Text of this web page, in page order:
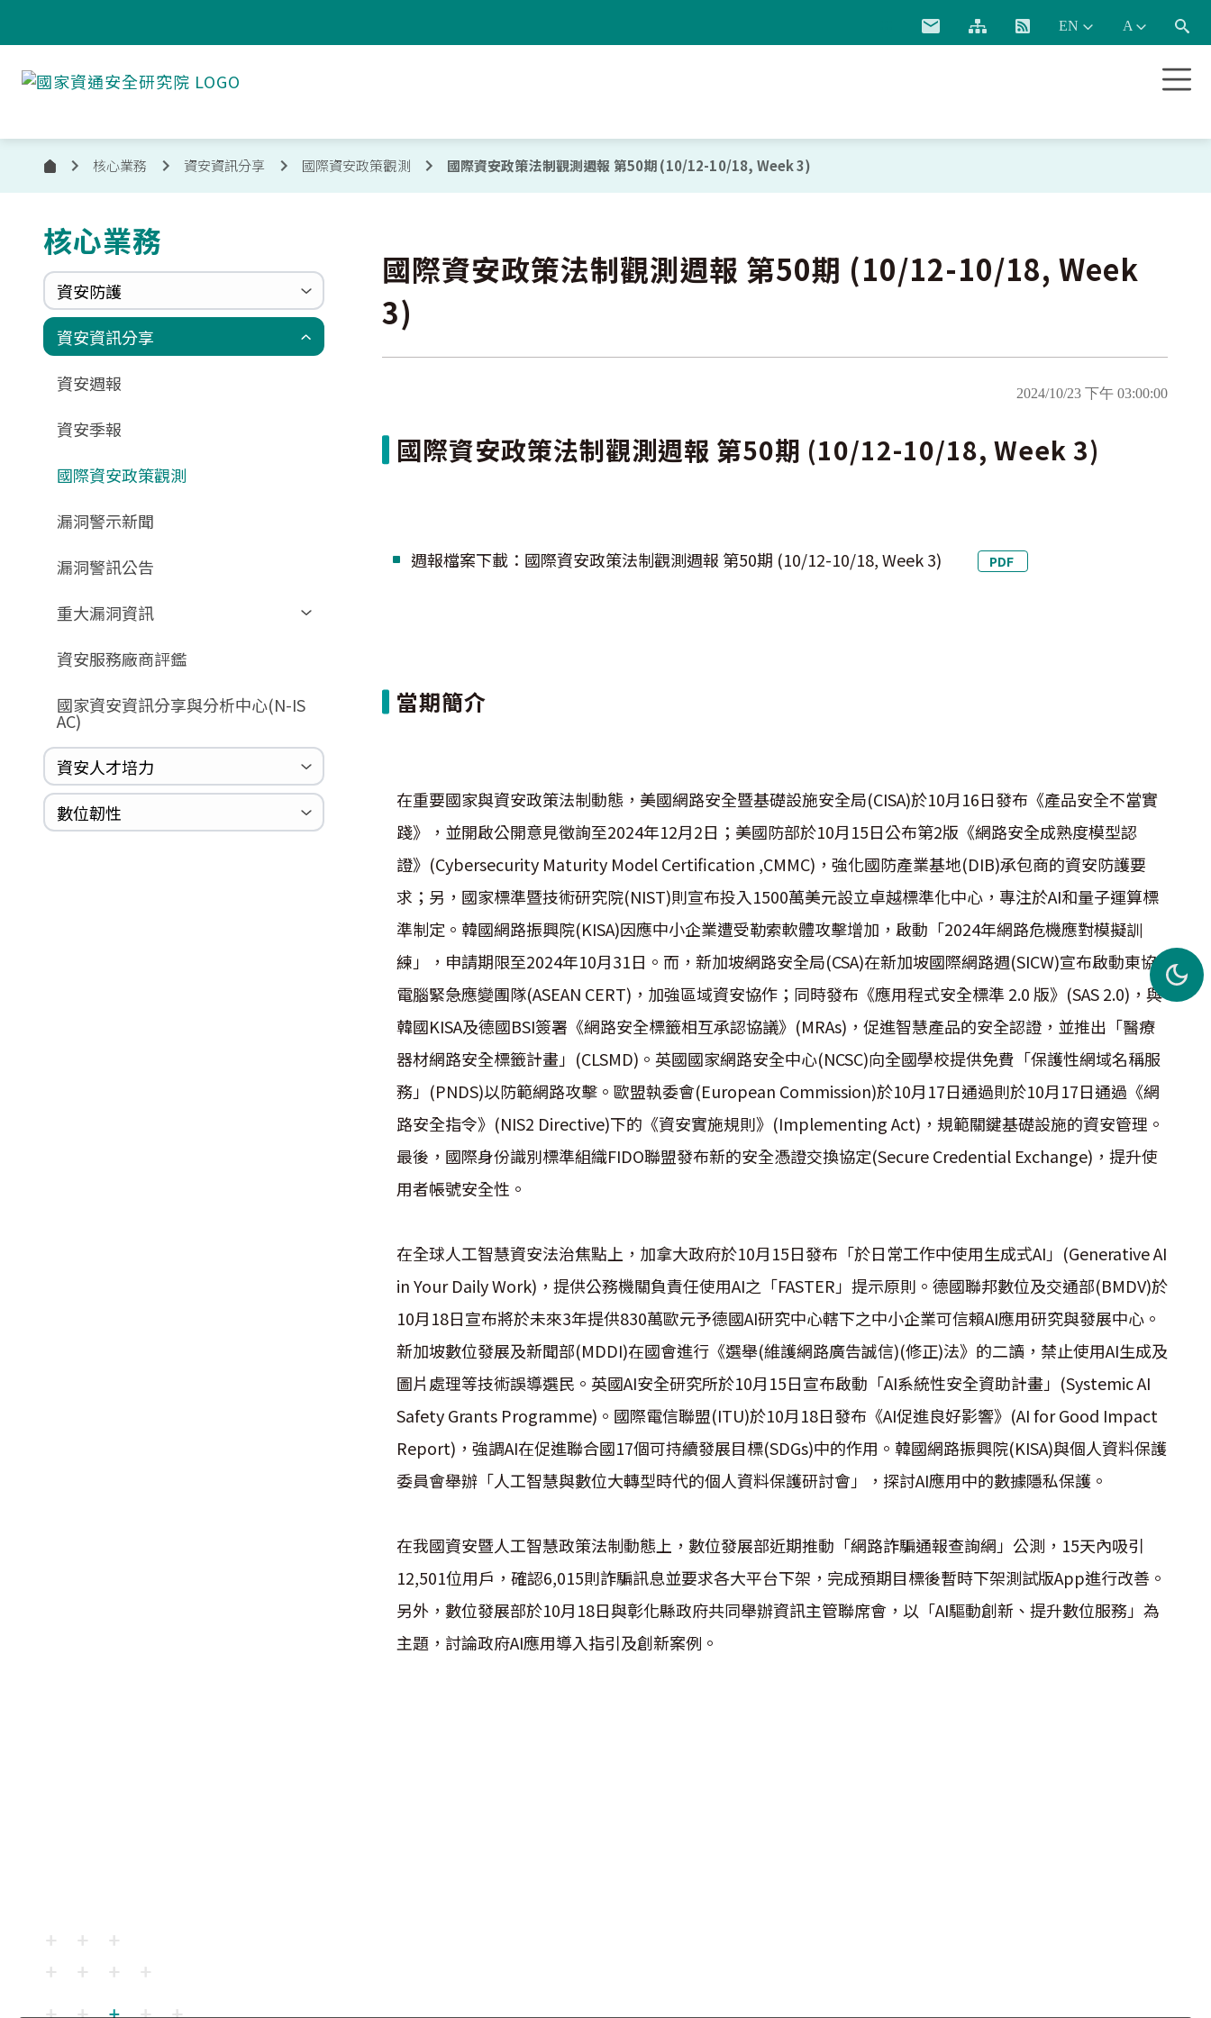
通
安
首
頁
核心業務 資安資訊分享 國際資安政策觀測 國際資安政策法制觀測週報 第50期 (10/12-10/18, Week 3)
核心業務
資安防護
政府組態基準(GCB)
更新消息
GCB說明文件
GCB部署資源
GCB終止支援
資通安全弱點通報機制(VANS)
申請作業表單
數位影片教材
FAQ
端點偵測及應變機制(EDR)
相關文件與表單
零信任架構(ZTA)
相關文件與表單
驗證進度
國家資安聯防監控中心(N-SOC)
國家資安通報應變中心(N-CERT)
資安資訊分享
資安週報
資安季報
國際資安政策觀測
漏洞警示新聞
漏洞警訊公告
重大漏洞資訊
Zerologon
MSHTML
WannaCrypt
Heartbleed
Logjam&Freak
資安服務廠商評鑑
國家資安資訊分享與分析中心(N-IS
AC)
資安人才培力
巡迴研討會
CCOE資安實戰人才培育計畫成果簡
介
資安人才培訓服務網
資安系列競賽網站
數位韌性
國際資安政策法制觀測週報 第50期 (10/12-10/18, Week
3)
2024/10/23 下午 03:00:00
國際資安政策法制觀測週報 第50期 (10/12-10/18, Week 3)
週報檔案下載：國際資安政策法制觀測週報 第50期 (10/12-10/18, Week 3) PDF
當期簡介
在重要國家與資安政策法制動態，美國網路安全暨基礎設施安全局(CISA)於10月16日發布《產品安全不當實
踐》，並開啟公開意見徵詢至2024年12月2日；美國防部於10月15日公布第2版《網路安全成熟度模型認
證》(Cybersecurity Maturity Model Certification ,CMMC)，強化國防產業基地(DIB)承包商的資安防護要
求；另，國家標準暨技術研究院(NIST)則宣布投入1500萬美元設立卓越標準化中心，專注於AI和量子運算標
準制定。韓國網路振興院(KISA)因應中小企業遭受勒索軟體攻擊增加，啟動「2024年網路危機應對模擬訓
練」，申請期限至2024年10月31日。而，新加坡網路安全局(CSA)在新加坡國際網路週(SICW)宣布啟動東協
電腦緊急應變團隊(ASEAN CERT)，加強區域資安協作；同時發布《應用程式安全標準 2.0 版》(SAS 2.0)，與
韓國KISA及德國BSI簽署《網路安全標籤相互承認協議》(MRAs)，促進智慧產品的安全認證，並推出「醫療
器材網路安全標籤計畫」(CLSMD)。英國國家網路安全中心(NCSC)向全國學校提供免費「保護性網域名稱服
務」(PNDS)以防範網路攻擊。歐盟執委會(European Commission)於10月17日通過則於10月17日通過《網
路安全指令》(NIS2 Directive)下的《資安實施規則》(Implementing Act)，規範關鍵基礎設施的資安管理。
最後，國際身份識別標準組織FIDO聯盟發布新的安全憑證交換協定(Secure Credential Exchange)，提升使
用者帳號安全性。
在全球人工智慧資安法治焦點上，加拿大政府於10月15日發布「於日常工作中使用生成式AI」(Generative AI
in Your Daily Work)，提供公務機關負責任使用AI之「FASTER」提示原則。德國聯邦數位及交通部(BMDV)於
10月18日宣布將於未來3年提供830萬歐元予德國AI研究中心轄下之中小企業可信賴AI應用研究與發展中心。
新加坡數位發展及新聞部(MDDI)在國會進行《選舉(維護網路廣告誠信)(修正)法》的二讀，禁止使用AI生成及
圖片處理等技術誤導選民。英國AI安全研究所於10月15日宣布啟動「AI系統性安全資助計畫」(Systemic AI
Safety Grants Programme)。國際電信聯盟(ITU)於10月18日發布《AI促進良好影響》(AI for Good Impact
Report)，強調AI在促進聯合國17個可持續發展目標(SDGs)中的作用。韓國網路振興院(KISA)與個人資料保護
委員會舉辦「人工智慧與數位大轉型時代的個人資料保護研討會」，探討AI應用中的數據隱私保護。
在我國資安暨人工智慧政策法制動態上，數位發展部近期推動「網路詐騙通報查詢網」公測，15天內吸引
12,501位用戶，確認6,015則詐騙訊息並要求各大平台下架，完成預期目標後暫時下架測試版App進行改善。
另外，數位發展部於10月18日與彰化縣政府共同舉辦資訊主管聯席會，以「AI驅動創新、提升數位服務」為
主題，討論政府AI應用導入指引及創新案例。